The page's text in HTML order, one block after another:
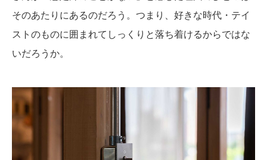
そのあたりにあるのだろう。つまり、好きな時代・テイ
ストのものに囲まれてしっくりと落ち着けるからではな
いだろうか。